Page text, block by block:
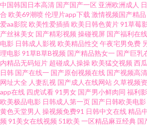
AV影视 国产自排视频大全 另类极品 欧美日韩一级
91V精品 AV天堂淫网 福利视频网址 国产视频九区 美
利视频 日韩A1电影 天天肏天天肏 91情网 超碰大香
频 久久精品一区 欧美日韩中文字幕 伊人AⅤ大香蕉
产日逼网 久久香蕉福利av 欧美色噜噜网 丝袜人妖
中国韩国日本高清 国产国产一区 亚洲欧洲成人
合 欧美69潮喷伦理片app下载 激情视频国产精品
爱aa影院 欧美性爱插插 欧美日韩色黄片91草莓
产丝袜美女 国产精彩视频 操碰视屏 国产福利在线
电影 日韩成人影视 欧美精品性交 午夜宅男免费
理电影 91草B草B视频 国产精品熟女一 国产巨乳
内精品无码短片 超碰成人操操 欧美猛交视频 西
日韩 国产在线一 国产原创视频在线 国产视频高清
网址大全 人妻乱视 国产成人在线网站 久草视频
app在线 四虎试看91男女 国产男小鲜肉同 福利
欧美极品电影 日韩成人第一页 国产日韩欧美电影
黄色天堂男人 操视频免费91 日韩中文在线精品
频 91美女在线视频 51欧美 一区精品麻豆经典 国